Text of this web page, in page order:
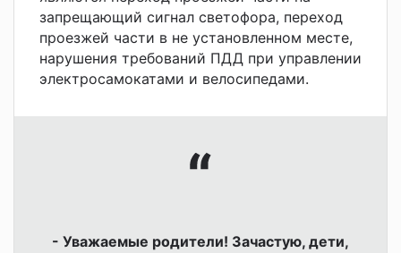
запрещающий сигнал светофора, переход
проезжей части в не установленном месте,
нарушения требований ПДД при управлении
электросамокатами и велосипедами.
- Уважаемые родители! Зачастую, дети,